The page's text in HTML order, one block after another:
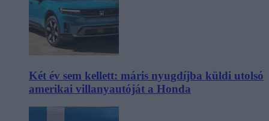
Két év sem kellett: máris nyugdíjba küldi utolsó
amerikai villanyautóját a Honda